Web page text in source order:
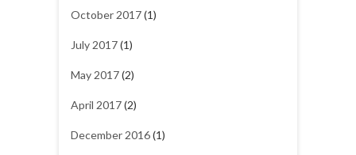
October 2017(1)
July 2017(1)
May 2017(2)
April 2017(2)
December 2016(1)